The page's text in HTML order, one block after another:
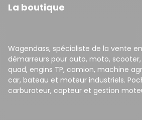
La boutique
Wagendass, spécialiste de la vente
démarreurs pour auto, moto,
quad, engins TP, camion, machine
car, bateau et moteur industriels.
carburateur, capteur et gestion